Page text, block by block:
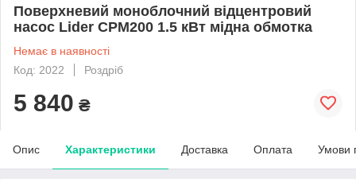
Поверхневий моноблочний відцентровий
насос Lider CPM200 1.5 кВт мідна обмотка
Немає в наявності
Код: 2022
Роздріб
5 840 ₴
Опис Характеристики Доставка Оплата Умови